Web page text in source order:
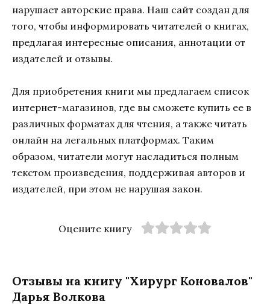
нарушает авторские права. Наш сайт создан для
того, чтобы информировать читателей о книгах,
предлагая интересные описания, аннотации от
издателей и отзывы.
Для приобретения книги мы предлагаем список
интернет-магазинов, где вы сможете купить ее в
различных форматах для чтения, а также читать
онлайн на легальных платформах. Таким
образом, читатели могут насладиться полным
текстом произведения, поддерживая авторов и
издателей, при этом не нарушая закон.
Оцените книгу
Отзывы на книгу "Хирург Коновалов"
Дарья Волкова